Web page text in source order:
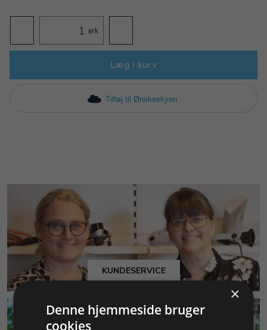
ark
Læg i kurv
Tilføj til Ønskeskyen
KUNDESERVICE
×
Denne hjemmeside bruger
cookies